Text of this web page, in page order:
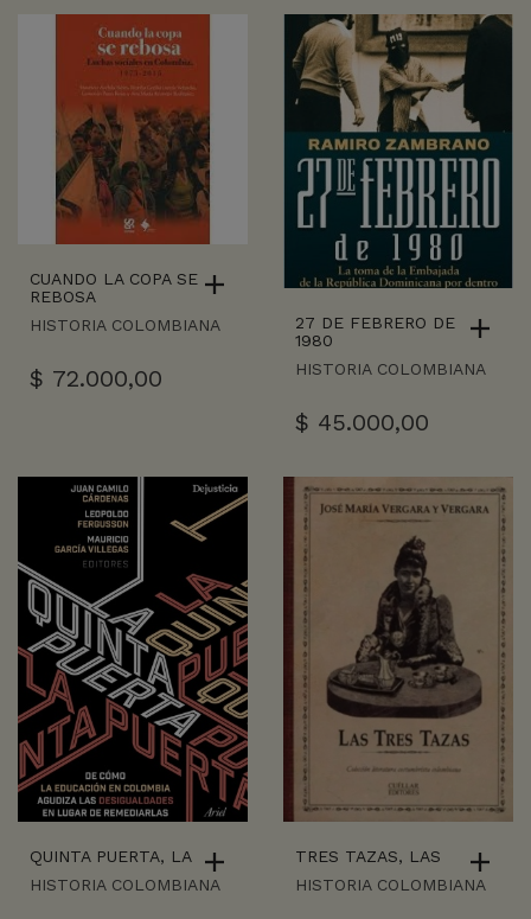
CUANDO LA COPA SE
REBOSA
HISTORIA COLOMBIANA
$ 72.000,00
27 DE FEBRERO DE
1980
HISTORIA COLOMBIANA
$ 45.000,00
QUINTA PUERTA, LA
HISTORIA COLOMBIANA
TRES TAZAS, LAS
HISTORIA COLOMBIANA